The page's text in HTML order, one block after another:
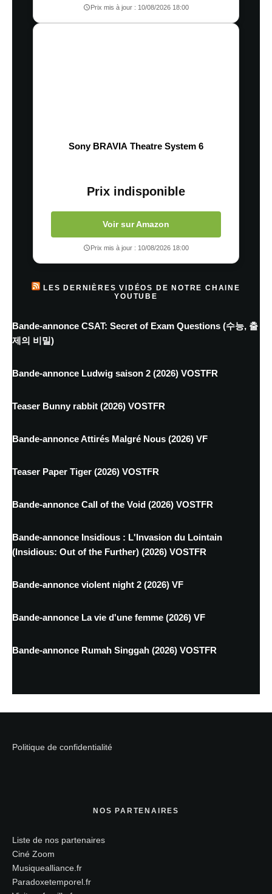
Prix mis à jour : 10/08/2026 18:00
Sony BRAVIA Theatre System 6
Prix indisponible
Voir sur Amazon
Prix mis à jour : 10/08/2026 18:00
LES DERNIÈRES VIDÉOS DE NOTRE CHAINE
YOUTUBE
Bande-annonce CSAT: Secret of Exam Questions (수능, 출
제의 비밀)
Bande-annonce Ludwig saison 2 (2026) VOSTFR
Teaser Bunny rabbit (2026) VOSTFR
Bande-annonce Attirés Malgré Nous (2026) VF
Teaser Paper Tiger (2026) VOSTFR
Bande-annonce Call of the Void (2026) VOSTFR
Bande-annonce Insidious : L'Invasion du Lointain
(Insidious: Out of the Further) (2026) VOSTFR
Bande-annonce violent night 2 (2026) VF
Bande-annonce La vie d'une femme (2026) VF
Bande-annonce Rumah Singgah (2026) VOSTFR
Politique de confidentialité
NOS PARTENAIRES
Liste de nos partenaires
Ciné Zoom
Musiquealliance.fr
Paradoxetemporel.fr